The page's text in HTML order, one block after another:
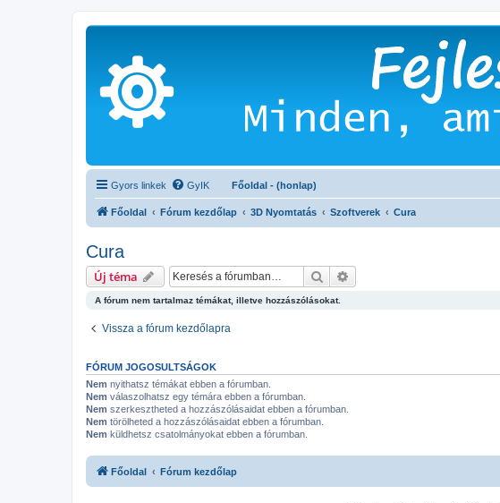
Gyors linkek GyIK Főoldal - (honlap)
Főoldal Fórum kezdőlap 3D Nyomtatás Szoftverek Cura
Cura
Új téma Keresés
A fórum nem tartalmaz témákat, illetve hozzászólásokat.
Vissza a fórum kezdőlapra
FÓRUM JOGOSULTSÁGOK
Nem nyithatsz témákat ebben a fórumban.
Nem válaszolhatsz egy témára ebben a fórumban.
Nem szerkesztheted a hozzászólásaidat ebben a fórumban.
Nem törölheted a hozzászólásaidat ebben a fórumban.
Nem küldhetsz csatolmányokat ebben a fórumban.
Főoldal Fórum kezdőlap